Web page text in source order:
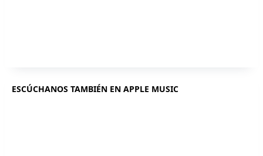
ESCÚCHANOS TAMBIÉN EN APPLE MUSIC